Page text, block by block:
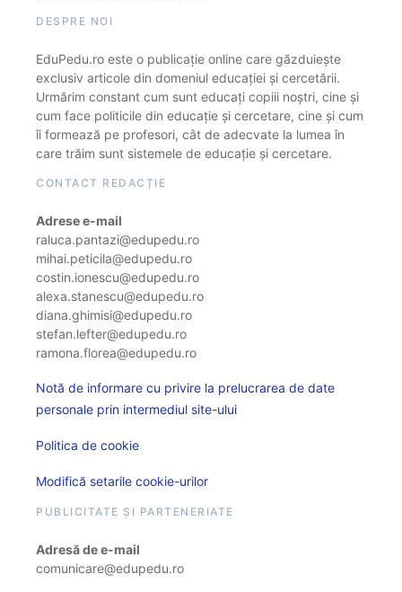
DESPRE NOI
EduPedu.ro este o publicație online care găzduiește
exclusiv articole din domeniul educației și cercetării.
Urmărim constant cum sunt educați copiii noștri, cine și
cum face politicile din educație și cercetare, cine și cum
îi formează pe profesori, cât de adecvate la lumea în
care trăim sunt sistemele de educație și cercetare.
CONTACT REDACȚIE
Adrese e-mail
raluca.pantazi@edupedu.ro
mihai.peticila@edupedu.ro
costin.ionescu@edupedu.ro
alexa.stanescu@edupedu.ro
diana.ghimisi@edupedu.ro
stefan.lefter@edupedu.ro
ramona.florea@edupedu.ro
Notă de informare cu privire la prelucrarea de date
personale prin intermediul site-ului
Politica de cookie
Modifică setarile cookie-urilor
PUBLICITATE ȘI PARTENERIATE
Adresă de e-mail
comunicare@edupedu.ro